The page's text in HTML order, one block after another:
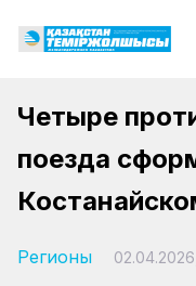
Четыре
поезда
Регионы